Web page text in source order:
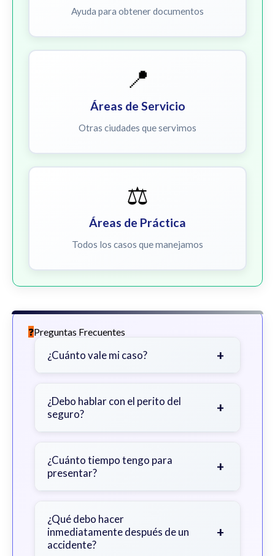
Ayuda para obtener documentos
📍
Áreas de Servicio
Otras ciudades que servimos
⚖️
Áreas de Práctica
Todos los casos que manejamos
Preguntas Frecuentes
¿Cuánto vale mi caso? +
gravedad de sus lesiones, facturas
médicas, tiempo fuera del trabajo y
¿Debo hablar con el perito del
seguro?
+
primero con un abogado para evitar
declaraciones que perjudiquen su
¿Cuánto tiempo tengo para
presentar?
+
con excepciones. Consulte para
obtener orientación específica.
¿Qué debo hacer
inmediatamente después de un
accidente?
+